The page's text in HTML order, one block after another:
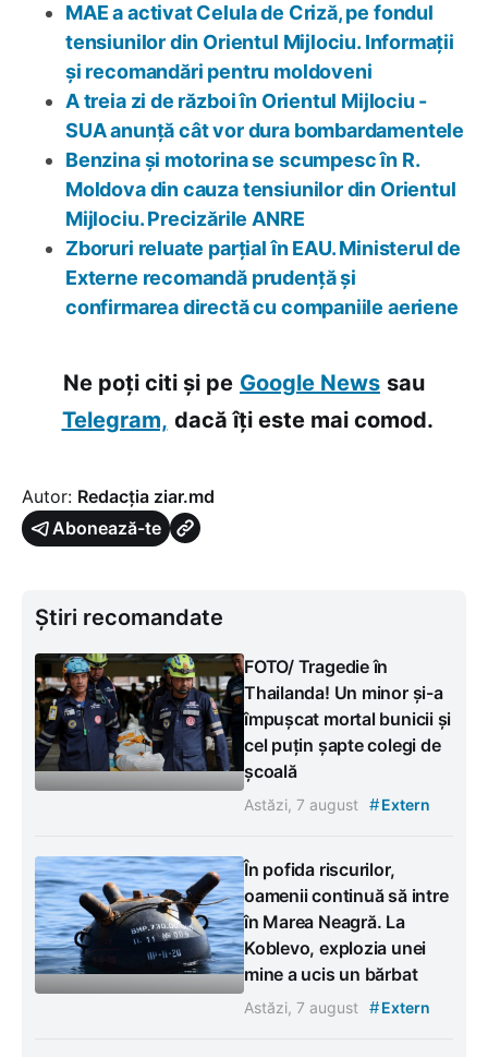
MAE a activat Celula de Criză, pe fondul
tensiunilor din Orientul Mijlociu. Informații
și recomandări pentru moldoveni
A treia zi de război în Orientul Mijlociu -
SUA anunță cât vor dura bombardamentele
Benzina și motorina se scumpesc în R.
Moldova din cauza tensiunilor din Orientul
Mijlociu. Precizările ANRE
Zboruri reluate parțial în EAU. Ministerul de
Externe recomandă prudență și
confirmarea directă cu companiile aeriene
Ne poți citi și pe Google News sau
Telegram, dacă îți este mai comod.
Autor: Redacția ziar.md
Abonează-te
Știri recomandate
FOTO/ Tragedie în
Thailanda! Un minor și-a
împușcat mortal bunicii și
cel puțin șapte colegi de
școală
Astăzi, 7 august #Extern
În pofida riscurilor,
oamenii continuă să intre
în Marea Neagră. La
Koblevo, explozia unei
mine a ucis un bărbat
Astăzi, 7 august #Extern